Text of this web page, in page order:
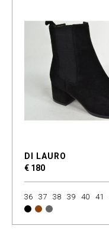
DI LAURO
€ 180
36 37 38 39 40 41